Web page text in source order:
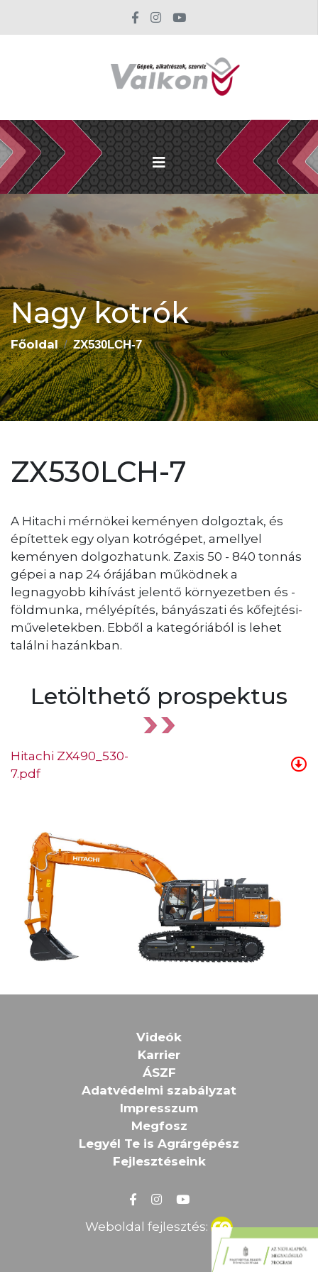
Nagy kotrók
Főoldal ZX530LCH-7
ZX530LCH-7
A Hitachi mérnökei keményen dolgoztak, és
építettek egy olyan kotrógépet, amellyel
keményen dolgozhatunk. Zaxis 50 - 840 tonnás
gépei a nap 24 órájában működnek a
legnagyobb kihívást jelentő környezetben és -
földmunka, mélyépítés, bányászati és kőfejtési-
műveletekben. Ebből a kategóriából is lehet
találni hazánkban.
Letölthető prospektus
Hitachi ZX490_530-
7.pdf
Videók
Karrier
ÁSZF
Adatvédelmi szabályzat
Impresszum
Megfosz
Legyél Te is Agrárgépész
Fejlesztéseink
Weboldal fejlesztés: